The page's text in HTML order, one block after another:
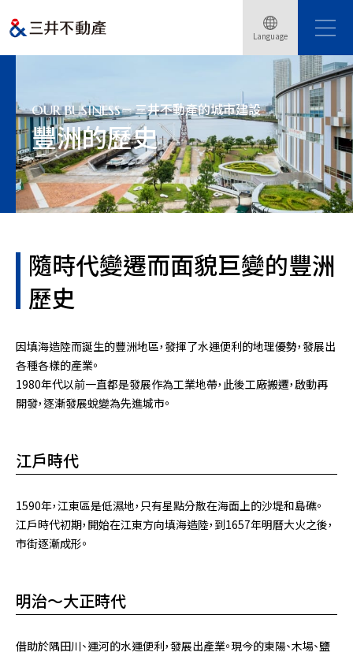
Language
Home 豐洲的歷史
OUR BUSINESS 三井不動產的城市建設
豐洲的歷史
隨時代變遷而面貌巨變的豐洲
歷史
因填海造陸而誕生的豐洲地區，發揮了水運便利的地理優勢，發展出
各種各樣的產業。
1980年代以前一直都是發展作為工業地帶，此後工廠搬遷，啟動再
開發，逐漸發展蛻變為先進城市。
江戶時代
1590年，江東區是低濕地，只有星點分散在海面上的沙堤和島礁。
江戶時代初期，開始在江東方向填海造陸，到1657年明曆大火之後，
市街逐漸成形。
明治～大正時代
借助於隅田川、運河的水運便利，發展出產業。現今的東陽、木場、鹽